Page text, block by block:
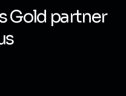
Gold partner